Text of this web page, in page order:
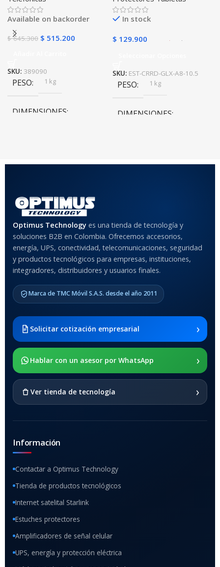
Available on backorder
$645.300 $ 515.200
SKU: 389090
PESO 1 kg
DIMENSIONES
golpes con soporte
In stock
$ 129.900
SKU: EST-CRRD-GLX-A8-10.5
PESO 1 kg
DIMENSIONES
COLOR
Anti-Shock
MODELO DE TABLETS
COMPATIBLES
2021 SM-x200 / Samsung
Galaxy Tab A8 10.5 2021 SM-
x205
SOPORTE DE APOYO
Optimus Technology es una tienda de tecnología y
soluciones B2B en Colombia. Ofrecemos accesorios,
energía, UPS, conectividad, telecomunicaciones, seguridad
y productos tecnológicos para empresas, instituciones,
integradores, distribuidores y usuarios finales.
Marca de TMC Móvil S.A.S. desde el año 2011
Solicitar cotización empresarial ›
Hablar con un asesor por WhatsApp ›
Ver tienda de tecnología ›
Información
Contactar a Optimus Technology
Tienda de productos tecnológicos
Internet satelital Starlink
Estuches protectores
Amplificadores de señal celular
UPS, energía y protección eléctrica